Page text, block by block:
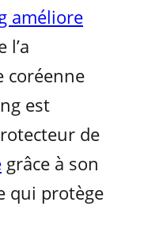
améliore
l’a
coréenne
est
de
grâce à son
qui protège